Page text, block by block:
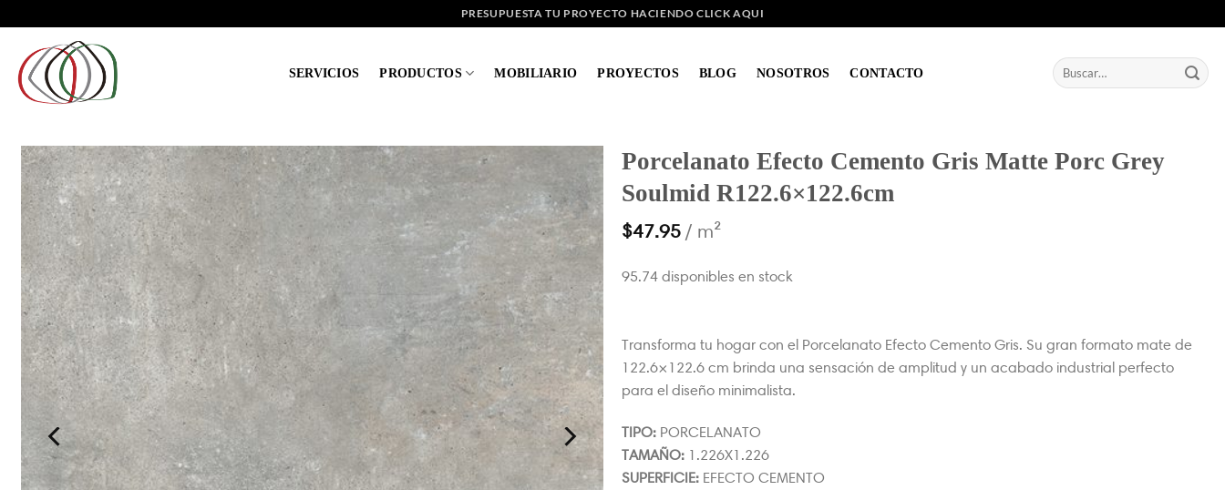
al
contenido
PRESUPUESTA TU PROYECTO HACIENDO CLICK AQUI
SERVICIOS PRODUCTOS MOBILIARIO PROYECTOS BLOG NOSOTROS CONTACTO
Buscar
por:
Porcelanato Efecto Cemento Gris Matte Porc Grey
Soulmid R122.6×122.6cm
$47.95 / m²
95.74 disponibles en stock
Transforma tu hogar con el Porcelanato Efecto Cemento Gris. Su gran formato mate de
122.6×122.6 cm brinda una sensación de amplitud y un acabado industrial perfecto
para el diseño minimalista.
TIPO:PORCELANATO
TAMAÑO:1.226X1.226
SUPERFICIE:EFECTO CEMENTO